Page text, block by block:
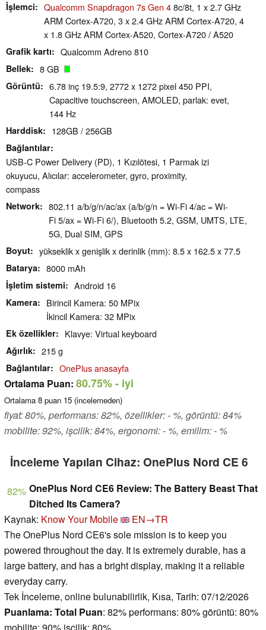
İşlemci
Qualcomm Snapdragon 7s Gen 48c/8t, 1 x 2.7 GHz
ARM Cortex-A720, 3 x 2.4 GHz ARM Cortex-A720, 4
x 1.8 GHz ARM Cortex-A520, Cortex-A720 / A520
Grafik kartı Qualcomm Adreno 810
Bellek 8 GB
Görüntü
6.78 inç 19.5:9, 2772 x 1272 pixel 450 PPI,
Capacitive touchscreen, AMOLED, parlak: evet,
144 Hz
Harddisk 128GB / 256GB
Bağlantılar
USB-C Power Delivery (PD), 1 Kızılötesi, 1 Parmak izi
okuyucu, Alıcılar: accelerometer, gyro, proximity,
compass
Network
802.11 a/b/g/n/ac/ax (a/b/g/n = Wi-Fi 4/ac = Wi-
Fi 5/ax = Wi-Fi 6/), Bluetooth 5.2, GSM, UMTS, LTE,
5G, Dual SIM, GPS
Boyut yükseklik x genişlik x derinlik (mm): 8.5 x 162.5 x 77.5
Batarya 8000 mAh
İşletim sistemi Android 16
Kamera
Birincil Kamera: 50 MPix
İkincil Kamera: 32 MPix
Ek özellikler Klavye: Virtual keyboard
Ağırlık 215 g
Bağlantılar OnePlus anasayfa
Ortalama Puan: 80.75%- iyi
Ortalama 8 puan 15 (incelemeden)
fiyat: 80%, performans: 82%, özellikler: - %, görüntü: 84%
mobilite: 92%, işcilik: 84%, ergonomi: - %, emilim: - %
İnceleme Yapılan Cihaz: OnePlus Nord CE 6
82% OnePlus Nord CE6 Review: The Battery Beast That
Ditched Its Camera?
Kaynak: Know Your Mobile
EN→TR
The OnePlus Nord CE6's sole mission is to keep you
powered throughout the day. It is extremely durable, has a
large battery, and has a bright display, making it a reliable
everyday carry.
Tek İnceleme, online bulunabilirlik, Kısa, Tarih: 07/12/2026
Puanlama: Total Puan: 82% performans: 80% görüntü: 80%